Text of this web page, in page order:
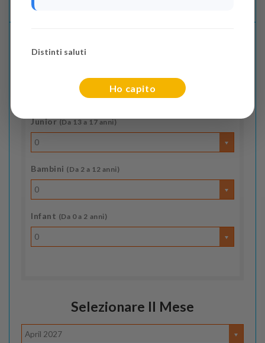
Indica il numero dei passeggeri
Junior(Da 13 a 17 anni)
0
Bambini (Da 2 a 12 anni)
0
Infant (Da 0 a 2 anni)
0
Selezionare Il Mese
April 2027
Distinti saluti
Ho capito